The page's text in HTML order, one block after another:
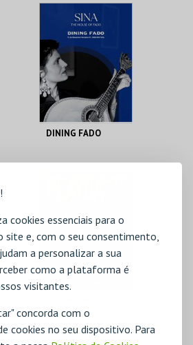
cookies essenciais para o
site e, com o seu consentimento,
a personalizar a sua
como a plataforma é
visitantes.
concorda com o
cookies no seu dispositivo. Para
MAIS INFO
COMPRAR
DINING FADO
MAIS INFO
COMPRAR